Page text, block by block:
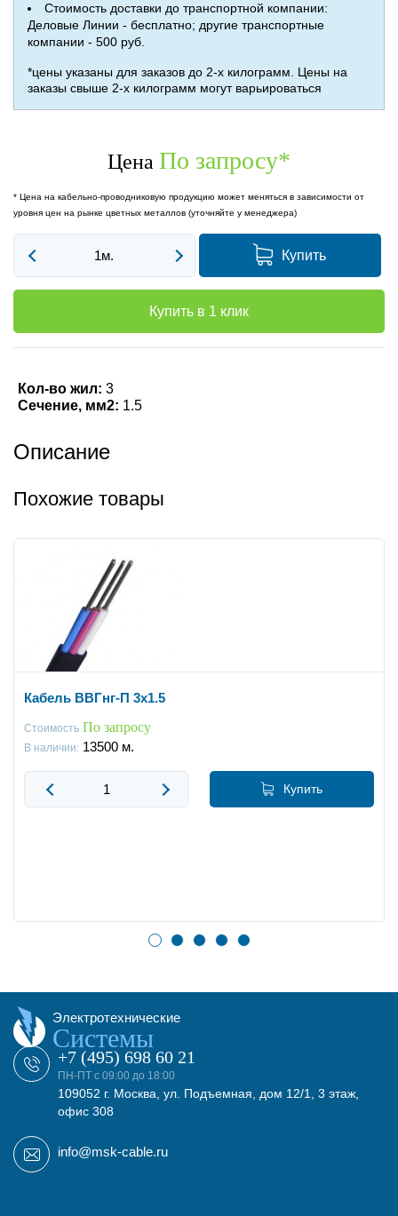
Стоимость доставки до транспортной компании:
Деловые Линии - бесплатно; другие транспортные
компании - 500 руб.
*цены указаны для заказов до 2-х килограмм. Цены на
заказы свыше 2-х килограмм могут варьироваться
Цена По запросу*
* Цена на кабельно-проводниковую продукцию может меняться в зависимости от
уровня цен на рынке цветных металлов (уточняйте у менеджера)
Купить
Купить в 1 клик
Кол-во жил: 3
Сечение, мм2: 1.5
Описание
Похожие товары
Кабель ВВГнг-П 3x1.5
Стоимость По запросу
В наличии: 13500 м.
Купить
Электротехнические
Системы
+7 (495) 698 60 21
ПН-ПТ с 09:00 до 18:00
109052 г. Москва, ул. Подъемная, дом 12/1, 3 этаж,
офис 308
info@msk-cable.ru